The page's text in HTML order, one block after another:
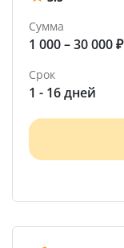
Сумма
1 000 – 30 000 ₽
Срок
1 - 16 дней